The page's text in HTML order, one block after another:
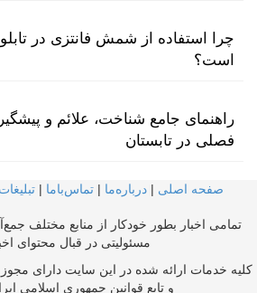
چرا استفاده از شمش فانتزی در
است؟
راهنمای جامع شناخت، علائم و
فصلی در تابستان
صفحه اصلی | درباره‌ما | تماس‌با‌ما | تبلیغات
تمامی اخبار بطور خودکار از منابع مختلف
مسئولیتی در قبال محتوای
کلیه خدمات ارائه شده در این سایت دارای
و تابع قوانین جمهوری اسلامی